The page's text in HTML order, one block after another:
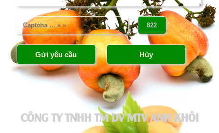
CÔNG TY TNHH TM DV MTV ANH KHÔI